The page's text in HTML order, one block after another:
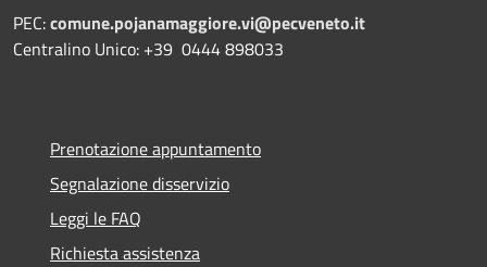
PEC:comune.pojanamaggiore.vi@pecveneto.it
Centralino Unico: +39 0444 898033
Prenotazione appuntamento
Segnalazione disservizio
Leggi le FAQ
Richiesta assistenza